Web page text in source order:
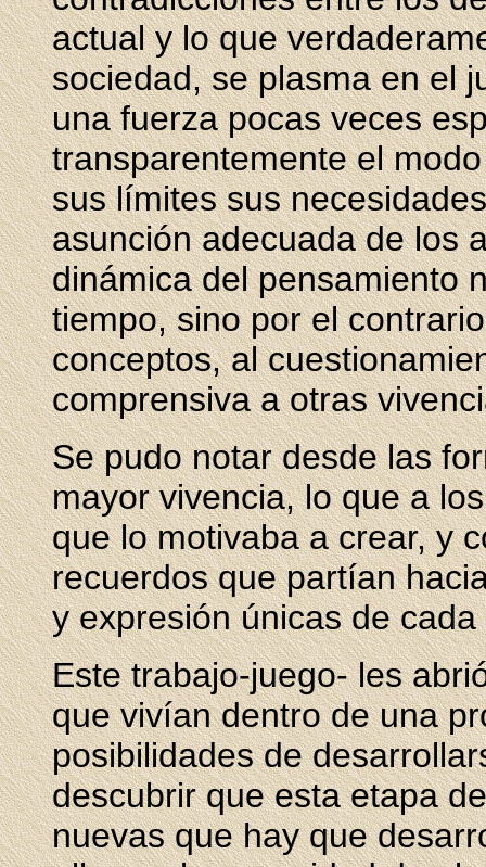
actual y lo que
sociedad, se plasma en el
una fuerza pocas veces
transparentemente el
sus límites sus
asunción adecuada de los
dinámica del pensamiento
tiempo, sino por el
conceptos, al
comprensiva a otras
Se pudo notar desde las
mayor vivencia, lo que a
que lo motivaba a crear, y
recuerdos que partían
y expresión únicas de
Este trabajo-juego- les
que vivían dentro de una
posibilidades de
descubrir que esta etapa
nuevas que hay que